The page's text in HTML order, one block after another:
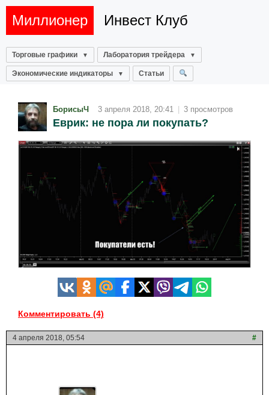
Миллионер Инвест Клуб
Торговые графики Лаборатория трейдера
Экономические индикаторы Статьи
БорисыЧ 3 апреля 2018, 20:41 | 3 просмотров
Еврик: не пора ли покупать?
Комментировать (4)
4 апреля 2018, 05:54 #